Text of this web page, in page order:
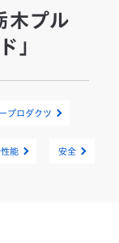
木プル
」
プロダクツ
能 安全